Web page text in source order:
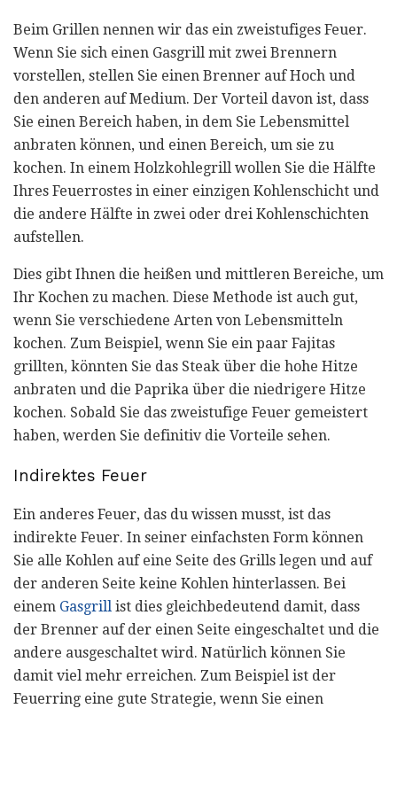
Beim Grillen nennen wir das ein zweistufiges Feuer.
Wenn Sie sich einen Gasgrill mit zwei Brennern
vorstellen, stellen Sie einen Brenner auf Hoch und
den anderen auf Medium. Der Vorteil davon ist, dass
Sie einen Bereich haben, in dem Sie Lebensmittel
anbraten können, und einen Bereich, um sie zu
kochen. In einem Holzkohlegrill wollen Sie die Hälfte
Ihres Feuerrostes in einer einzigen Kohlenschicht und
die andere Hälfte in zwei oder drei Kohlenschichten
aufstellen.
Dies gibt Ihnen die heißen und mittleren Bereiche, um
Ihr Kochen zu machen. Diese Methode ist auch gut,
wenn Sie verschiedene Arten von Lebensmitteln
kochen. Zum Beispiel, wenn Sie ein paar Fajitas
grillten, könnten Sie das Steak über die hohe Hitze
anbraten und die Paprika über die niedrigere Hitze
kochen. Sobald Sie das zweistufige Feuer gemeistert
haben, werden Sie definitiv die Vorteile sehen.
Indirektes Feuer
Ein anderes Feuer, das du wissen musst, ist das
indirekte Feuer. In seiner einfachsten Form können
Sie alle Kohlen auf eine Seite des Grills legen und auf
der anderen Seite keine Kohlen hinterlassen. Bei
einem Gasgrill ist dies gleichbedeutend damit, dass
der Brenner auf der einen Seite eingeschaltet und die
andere ausgeschaltet wird. Natürlich können Sie
damit viel mehr erreichen. Zum Beispiel ist der
Feuerring eine gute Strategie, wenn Sie einen